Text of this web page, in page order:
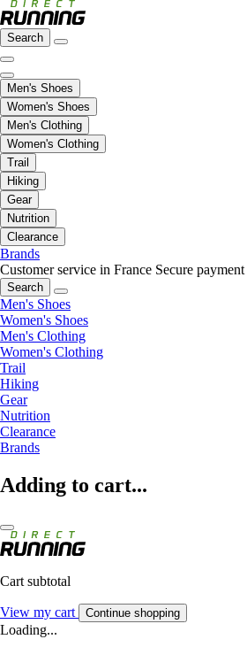
Search
Men's Shoes
Women's Shoes
Men's Clothing
Women's Clothing
Trail
Hiking
Gear
Nutrition
Clearance
Brands
Customer service in France Secure payment
Search
Men's Shoes
Women's Shoes
Men's Clothing
Women's Clothing
Trail
Hiking
Gear
Nutrition
Clearance
Brands
Adding to cart...
Cart subtotal
View my cart Continue shopping
Loading...